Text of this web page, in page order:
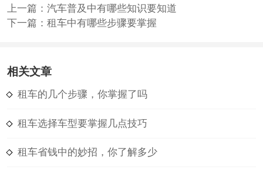
上一篇： 汽车普及中有哪些知识要知道
下一篇： 租车中有哪些步骤要掌握
相关文章
租车的几个步骤，你掌握了吗
租车选择车型要掌握几点技巧
租车省钱中的妙招，你了解多少